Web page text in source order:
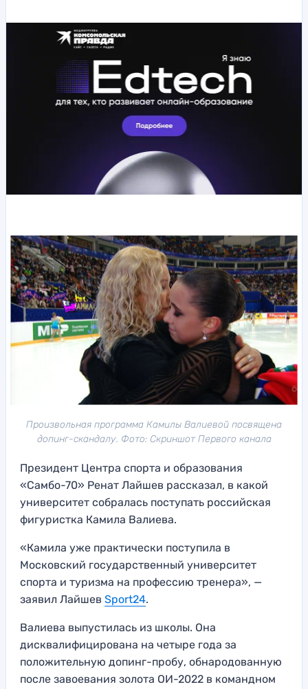
Произвольная программа Камилы Валиевой посвящена
допинг-скандалу. Фото: Скриншот Первого канала
Президент Центра спорта и образования
«Самбо-70» Ренат Лайшев рассказал, в какой
университет собралась поступать российская
фигуристка Камила Валиева.
«Камила уже практически поступила в
Московский государственный университет
спорта и туризма на профессию тренера», —
заявил Лайшев Sport24.
Валиева выпустилась из школы. Она
дисквалифицирована на четыре года за
положительную допинг-пробу, обнародованную
после завоевания золота ОИ-2022 в командном